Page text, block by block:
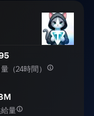
（24時間）
量